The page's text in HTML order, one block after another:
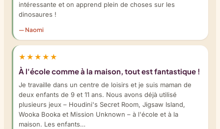
intéressante et on apprend plein de choses sur les
dinosaures !
— Naomi
★★★★★
À l'école comme à la maison, tout est fantastique !
Je travaille dans un centre de loisirs et je suis maman de
deux enfants de 9 et 11 ans. Nous avons déjà utilisé
plusieurs jeux – Houdini's Secret Room, Jigsaw Island,
Wooka Booka et Mission Unknown – à l'école et à la
maison. Les enfants…